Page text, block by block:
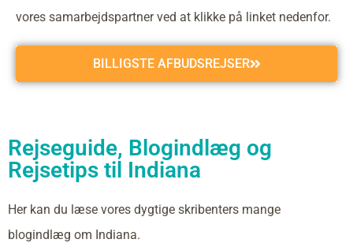
vores samarbejdspartner ved at klikke på linket nedenfor.
BILLIGSTE AFBUDSREJSER
Rejseguide, Blogindlæg og
Rejsetips til Indiana
Her kan du læse vores dygtige skribenters mange
blogindlæg om Indiana.